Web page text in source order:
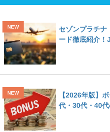
セゾンプラチナ
ード徹底紹介
【2026年版】
代・30代・40